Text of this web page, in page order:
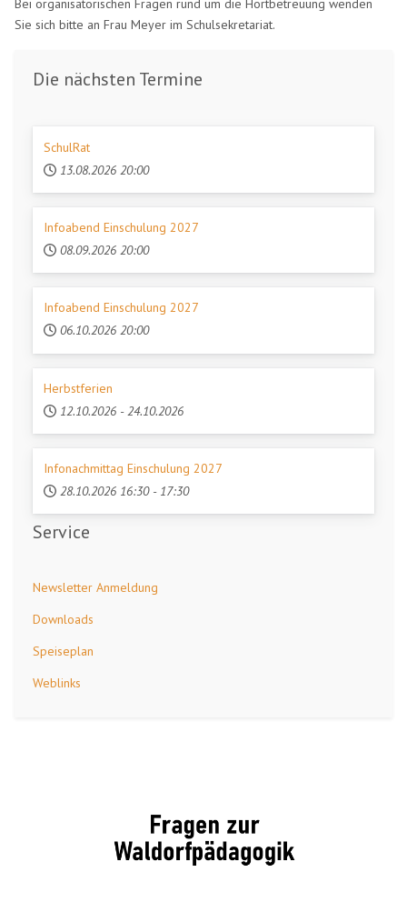
Bei organisatorischen Fragen rund um die Hortbetreuung wenden
Sie sich bitte an Frau Meyer im Schulsekretariat.
Die nächsten Termine
SchulRat
13.08.2026 20:00
Infoabend Einschulung 2027
08.09.2026 20:00
Infoabend Einschulung 2027
06.10.2026 20:00
Herbstferien
12.10.2026 - 24.10.2026
Infonachmittag Einschulung 2027
28.10.2026 16:30 - 17:30
Service
Newsletter Anmeldung
Downloads
Speiseplan
Weblinks